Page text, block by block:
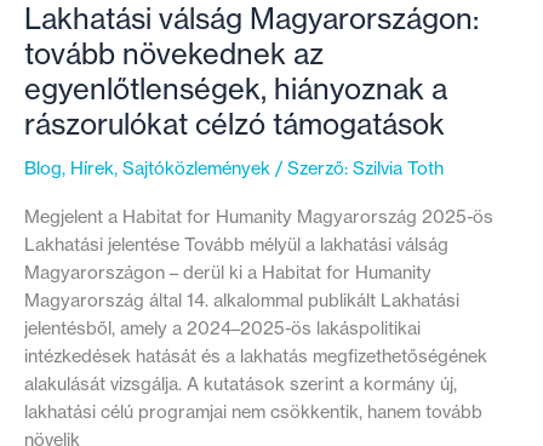
Lakhatási válság Magyarországon:
tovább növekednek az
egyenlőtlenségek, hiányoznak a
rászorulókat célzó támogatások
Blog, Hírek, Sajtóközlemények / Szerző: Szilvia Toth
Megjelent a Habitat for Humanity Magyarország 2025-ös
Lakhatási jelentése Tovább mélyül a lakhatási válság
Magyarországon – derül ki a Habitat for Humanity
Magyarország által 14. alkalommal publikált Lakhatási
jelentésből, amely a 2024–2025-ös lakáspolitikai
intézkedések hatását és a lakhatás megfizethetőségének
alakulását vizsgálja. A kutatások szerint a kormány új,
lakhatási célú programjai nem csökkentik, hanem tovább
növelik